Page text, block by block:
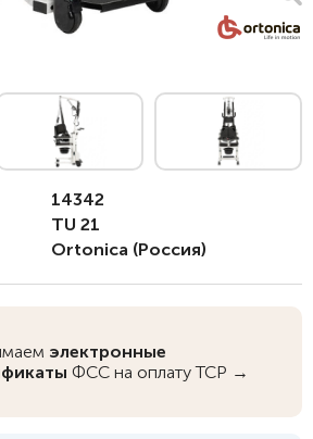
14342
TU 21
Ortonica (Россия)
электронные
ФСС на оплату ТСР →